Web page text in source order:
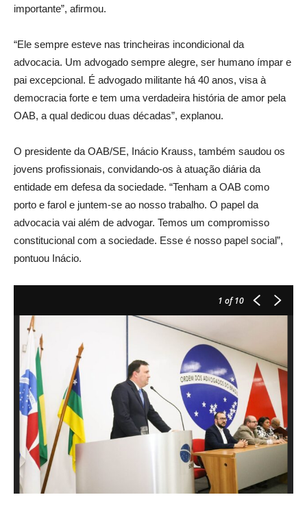
importante”, afirmou.
“Ele sempre esteve nas trincheiras incondicional da
advocacia. Um advogado sempre alegre, ser humano ímpar e
pai excepcional. É advogado militante há 40 anos, visa à
democracia forte e tem uma verdadeira história de amor pela
OAB, a qual dedicou duas décadas”, explanou.
O presidente da OAB/SE, Inácio Krauss, também saudou os
jovens profissionais, convidando-os à atuação diária da
entidade em defesa da sociedade. “Tenham a OAB como
porto e farol e juntem-se ao nosso trabalho. O papel da
advocacia vai além de advogar. Temos um compromisso
constitucional com a sociedade. Esse é nosso papel social”,
pontuou Inácio.
1 of 10